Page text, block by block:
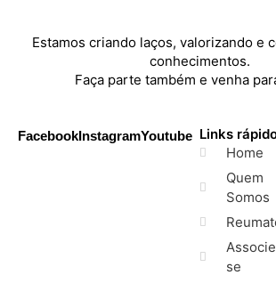
Estamos criando laços, valorizando e
conhecimentos.
Faça parte também e venha
FacebookInstagramYoutube Links
Home
Quem
Somos
se